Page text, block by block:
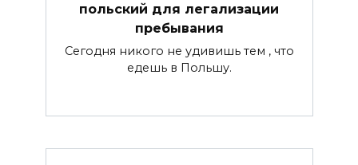
польский для легализации
пребывания
Сегодня никого не удивишь тем , что
едешь в Польшу.